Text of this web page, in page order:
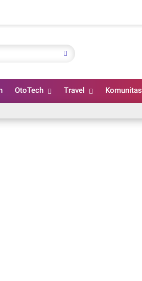
OtoTech Travel Komunitas